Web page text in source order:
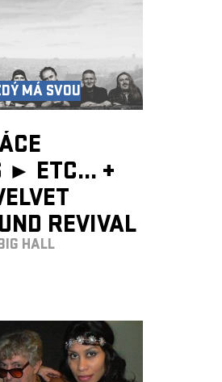
MÁ SVOU
► ETC... +
REVIVAL
HALL